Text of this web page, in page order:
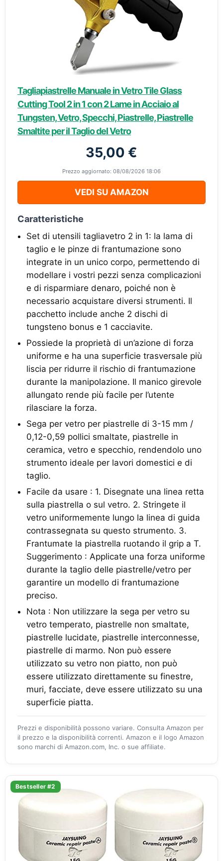
Tagliapiastrelle Manuale in Vetro Tile Glass
Cutting Tool 2 in 1 con 2 Lame in Acciaio al
Tungsten, Vetro, Specchi, Piastrelle, Piastrelle
Smaltite per il Taglio del Vetro
35,00 €
Prezzo aggiornato: 08/08/2026 18:06
VEDI SU AMAZON
Caratteristiche
Set di utensili tagliavetro 2 in 1: la lama di
taglio e le pinze di frantumazione sono
integrate in un unico corpo, permettendo di
modellare i vostri pezzi senza complicazioni
e di risparmiare denaro, poiché non è
necessario acquistare diversi strumenti. Il
pacchetto include anche 2 dischi di
tungsteno bonus e 1 cacciavite.
Possiede la proprietà di un’azione di forza
uniforme e ha una superficie trasversale più
liscia per ridurre il rischio di frantumazione
durante la manipolazione. Il manico girevole
allungato rende più facile per l’utente
rilasciare la forza.
Sega per vetro per piastrelle di 3-15 mm /
0,12-0,59 pollici smaltate, piastrelle in
ceramica, vetro e specchio, rendendolo uno
strumento ideale per lavori domestici e di
taglio.
Facile da usare : 1. Disegnate una linea retta
sulla piastrella o sul vetro. 2. Stringete il
vetro uniformemente lungo la linea di guida
contrassegnata su questo strumento. 3.
Frantumate la piastrella ruotando il grip a T.
Suggerimento : Applicate una forza uniforme
durante la taglio delle piastrelle/vetro per
garantire un modello di frantumazione
preciso.
Nota : Non utilizzare la sega per vetro su
vetro temperato, piastrelle non smaltate,
piastrelle lucidate, piastrelle interconnesse,
piastrelle di marmo. Non può essere
utilizzato su vetro non piatto, non può
essere utilizzato direttamente su finestre,
muri, facciate, deve essere utilizzato su una
superficie piatta.
Prezzi e disponibilità possono variare. Consulta Amazon per
il prezzo e la disponibilità correnti. Amazon e il logo Amazon
sono marchi di Amazon.com, Inc. o sue affiliate.
Bestseller #2